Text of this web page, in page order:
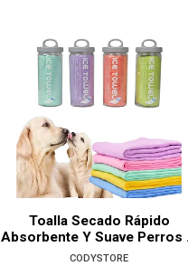
Toalla Secado Rápido
Absorbente Y Suave Perros
CODYSTORE